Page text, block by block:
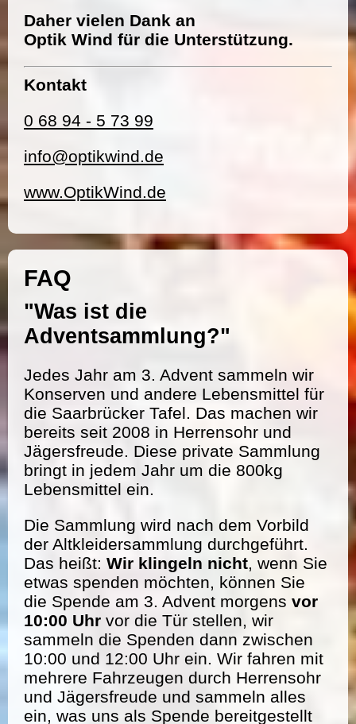
Daher vielen Dank an
Optik Wind für die Unterstützung.
Kontakt
0 68 94 - 5 73 99
info@optikwind.de
www.OptikWind.de
FAQ
"Was ist die
Adventsammlung?"
Jedes Jahr am 3. Advent sammeln wir
Konserven und andere Lebensmittel für
die Saarbrücker Tafel. Das machen wir
bereits seit 2008 in Herrensohr und
Jägersfreude. Diese private Sammlung
bringt in jedem Jahr um die 800kg
Lebensmittel ein.
Die Sammlung wird nach dem Vorbild
der Altkleidersammlung durchgeführt.
Das heißt: Wir klingeln nicht, wenn Sie
etwas spenden möchten, können Sie
die Spende am 3. Advent morgens vor
10:00 Uhr vor die Tür stellen, wir
sammeln die Spenden dann zwischen
10:00 und 12:00 Uhr ein. Wir fahren mit
mehrere Fahrzeugen durch Herrensohr
und Jägersfreude und sammeln alles
ein, was uns als Spende bereitgestellt